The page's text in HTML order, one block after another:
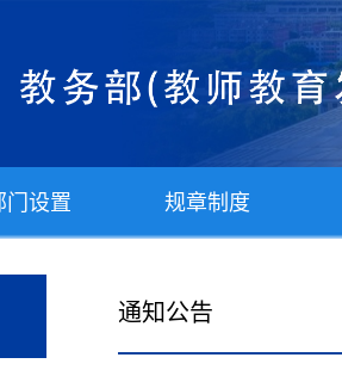
门设置 规章制度
通知公告